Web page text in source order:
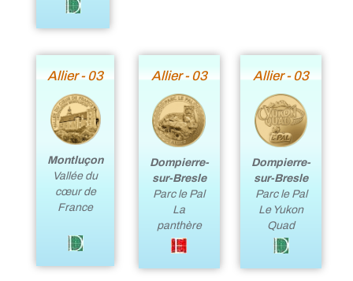
Allier - 03
Montluçon
Vallée du
cœur de
France
Allier - 03
Dompierre-
sur-Bresle
Parc le Pal
La
panthère
Allier - 03
Dompierre-
sur-Bresle
Parc le Pal
Le Yukon
Quad